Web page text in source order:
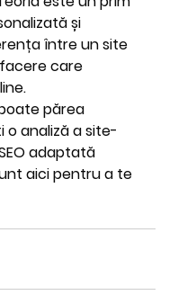
și
între un site
care
părea
o analiză a site-
adaptată
aici pentru a te